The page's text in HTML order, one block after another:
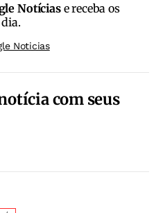
Notíciase receba os
Noticias
com seus